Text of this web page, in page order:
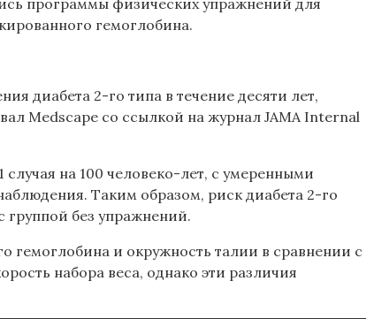
гемоглобина.
диабета 2-го типа в течение десяти лет,
Medscape со ссылкой на журнал JAMA Internal
на 100 человеко-лет, с умеренными
Таким образом, риск диабета 2-го
группой без упражнений.
гемоглобина и окружность талии в сравнении с
набора веса, однако эти различия